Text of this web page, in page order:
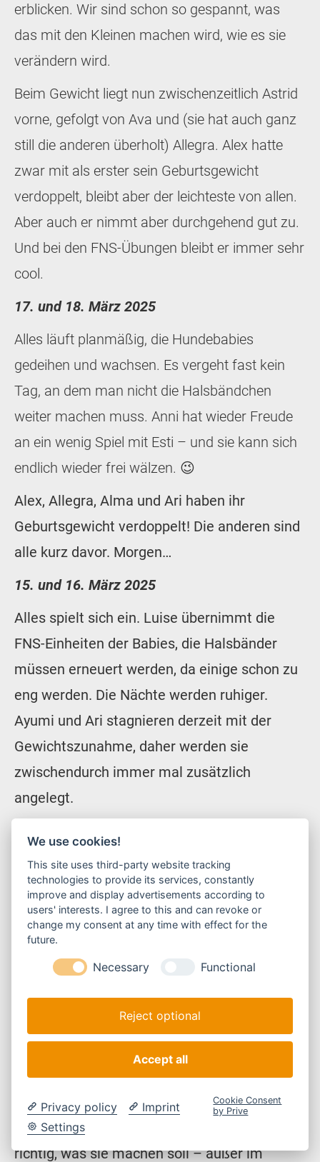
erblicken. Wir sind schon so gespannt, was
das mit den Kleinen machen wird, wie es sie
verändern wird.
Beim Gewicht liegt nun zwischenzeitlich Astrid
vorne, gefolgt von Ava und (sie hat auch ganz
still die anderen überholt) Allegra. Alex hatte
zwar mit als erster sein Geburtsgewicht
verdoppelt, bleibt aber der leichteste von allen.
Aber auch er nimmt aber durchgehend gut zu.
Und bei den FNS-Übungen bleibt er immer sehr
cool.
17. und 18. März 2025
Alles läuft planmäßig, die Hundebabies
gedeihen und wachsen. Es vergeht fast kein
Tag, an dem man nicht die Halsbändchen
weiter machen muss. Anni hat wieder Freude
an ein wenig Spiel mit Esti – und sie kann sich
endlich wieder frei wälzen. 😉
Alex, Allegra, Alma und Ari haben ihr
Geburtsgewicht verdoppelt! Die anderen sind
alle kurz davor. Morgen…
15. und 16. März 2025
Alles spielt sich ein. Luise übernimmt die
FNS-Einheiten der Babies, die Halsbänder
müssen erneuert werden, da einige schon zu
eng werden. Die Nächte werden ruhiger.
Ayumi und Ari stagnieren derzeit mit der
Gewichtszunahme, daher werden sie
zwischendurch immer mal zusätzlich
angelegt.
Extrem süß!
14. März 2025
Die Gewichtszunahme wird immer
beständiger. Alma führt heute die Rangliste
ganz klar an. Die ersten Schnäuzchen dunkeln
so langsam ein und ich muss die Halsbänder
weiter stellen. Die Hundebabys machen jetzt
auch schon mal schöne Schlafpausen
zwischen dem Säugen und Anni kann öfter
mal mit gutem Gewissen die Wurfkiste
verlassen. Allerdings weiß sie dann nicht so
richtig, was sie machen soll – außer im
We use cookies!
This site uses third-party website tracking
technologies to provide its services, constantly
improve and display advertisements according to
users' interests. I agree to this and can revoke or
change my consent at any time with effect for the
future.
Necessary Functional
Reject optional
Accept all
Privacy policy
Imprint
Settings
Cookie Consent
by Prive